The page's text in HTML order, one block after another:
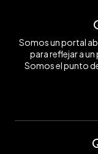
Somos un portal
para reflejar a un
Somos el punto